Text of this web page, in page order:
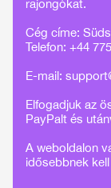
rajongókat.
Cég címe:
Telefon: +44
E-mail:
Elfogadjuk az
PayPalt és
A weboldalon
idősebbnek kell